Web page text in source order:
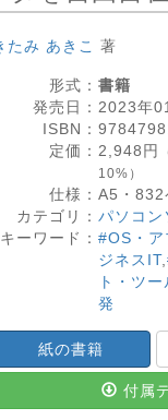
たみ あきこ 著
形式： 書籍
発売日： 2023年
ISBN：
定価： 2,948 円
10%）
仕様： A5・ 832
カテゴリ： パソコン
キーワード： #OS・ア
ジネスIT,
ト・ツー
発
紙の書籍
付属